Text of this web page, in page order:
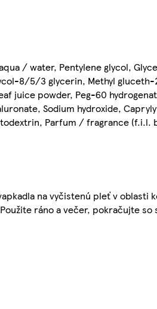
/ water, Pentylene glycol,
8/5/3 glycerin, Methyl gluceth-
juice powder, Peg-60
Sodium hydroxide,
Parfum / fragrance (f.i.l.
na vyčistenú pleť v oblasti
ráno a večer, pokračujte so